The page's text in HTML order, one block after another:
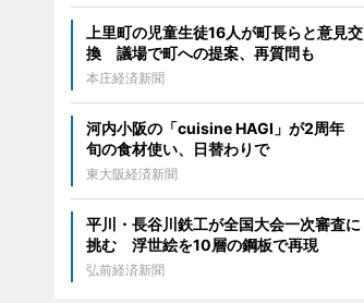
上里町の児童生徒16人が町長らと意見交
換 議場で町への提案、再質問も
本庄経済新聞
河内小阪の「cuisine HAGI」が2周年
旬の食材使い、日替わりで
東大阪経済新聞
平川・長谷川鉄工が全国大会一次審査に
挑む 浮世絵を10層の鋼板で再現
弘前経済新聞